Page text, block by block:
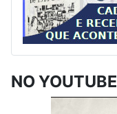
NO YOUTUBE